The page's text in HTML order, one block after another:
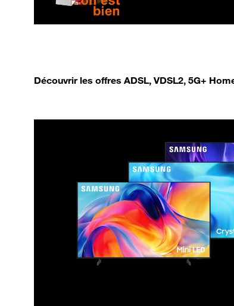
Découvrir les offres ADSL, VDSL2, 5G+